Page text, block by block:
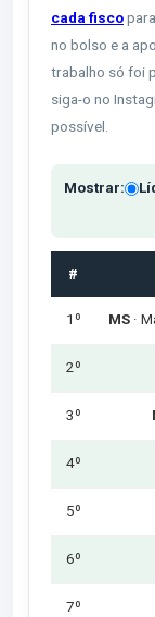
cada fisco
no bolso e a
trabalho só foi
siga-o no
possível.
Mostrar:
#
1º MS ·
2º
3º
4º
5º
6º
7º